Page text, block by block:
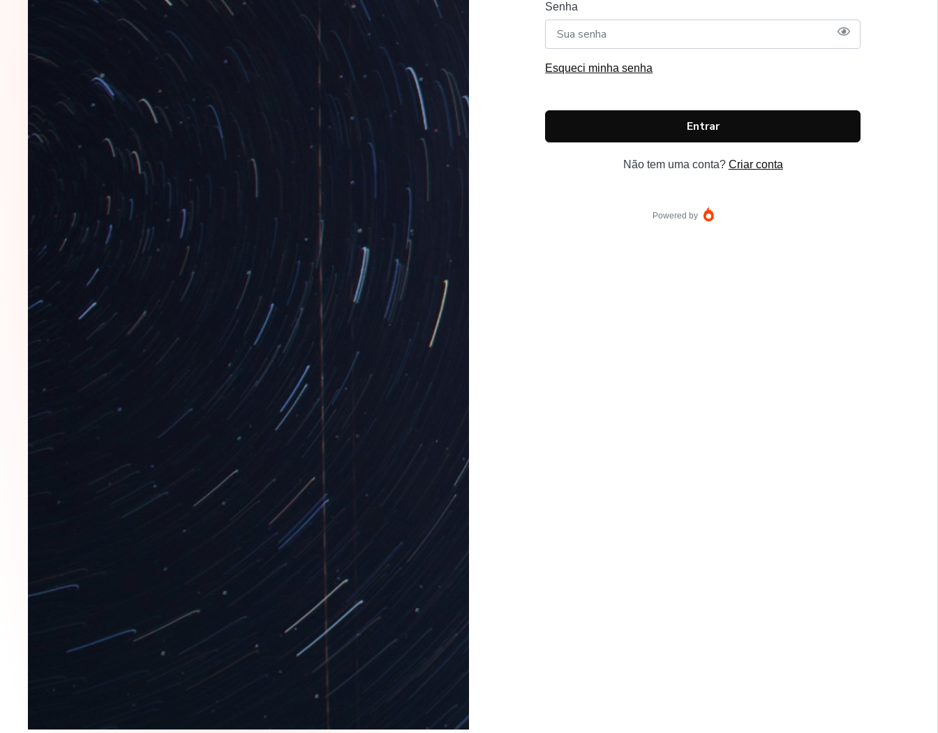
Senha
Esqueci minha senha
Entrar
Não tem uma conta? Criar conta
Powered by